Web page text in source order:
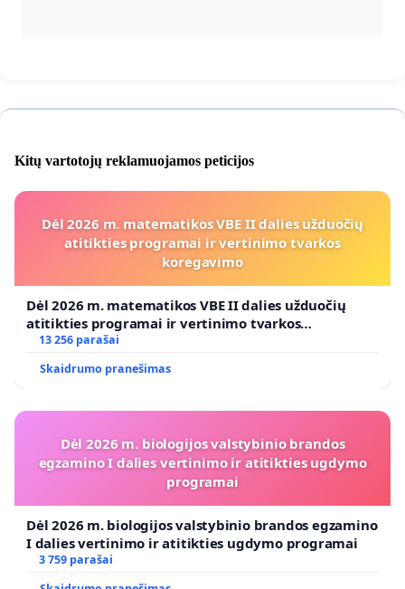
Kitų vartotojų reklamuojamos peticijos
Dėl 2026 m. matematikos VBE II dalies užduočių
atitikties programai ir vertinimo tvarkos
koregavimo
Dėl 2026 m. matematikos VBE II dalies užduočių
atitikties programai ir vertinimo tvarkos
koregavimo
13 256 parašai
Skaidrumo pranešimas
Dėl 2026 m. biologijos valstybinio brandos
egzamino I dalies vertinimo ir atitikties ugdymo
programai
Dėl 2026 m. biologijos valstybinio brandos egzamino
I dalies vertinimo ir atitikties ugdymo programai
3 759 parašai